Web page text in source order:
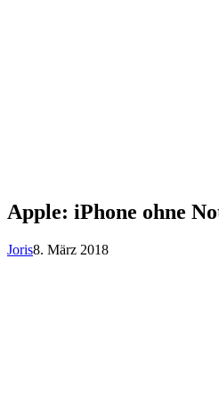
Apple: iPhone ohne
Joris8. März 2018